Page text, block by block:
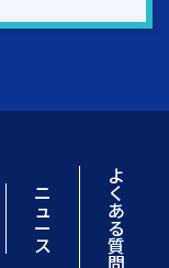
ニ
ュ
ー
ス
よ
く
あ
る
質
問